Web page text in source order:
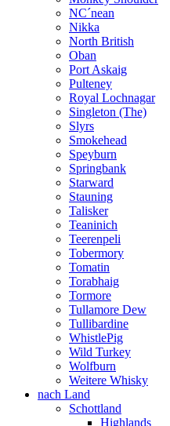
NC´nean
Nikka
North British
Oban
Port Askaig
Pulteney
Royal Lochnagar
Singleton (The)
Slyrs
Smokehead
Speyburn
Springbank
Starward
Stauning
Talisker
Teaninich
Teerenpeli
Tobermory
Tomatin
Torabhaig
Tormore
Tullamore Dew
Tullibardine
WhistlePig
Wild Turkey
Wolfburn
Weitere Whisky
nach Land
Schottland
Highlands